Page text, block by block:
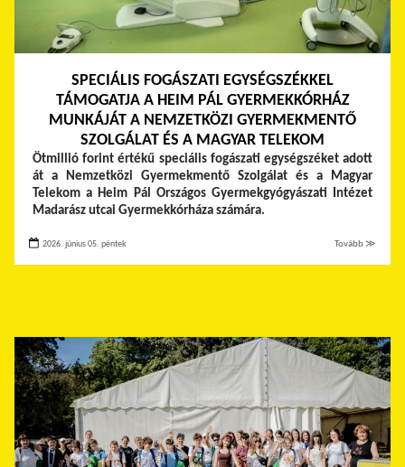
SPECIÁLIS FOGÁSZATI EGYSÉGSZÉKKEL
TÁMOGATJA A HEIM PÁL GYERMEKKÓRHÁZ
MUNKÁJÁT A NEMZETKÖZI GYERMEKMENTŐ
SZOLGÁLAT ÉS A MAGYAR TELEKOM
Ötmillió forint értékű speciális fogászati egységszéket adott
át a Nemzetközi Gyermekmentő Szolgálat és a Magyar
Telekom a Heim Pál Országos Gyermekgyógyászati Intézet
Madarász utcai Gyermekkórháza számára.
2026. június 05. péntek Tovább ≫